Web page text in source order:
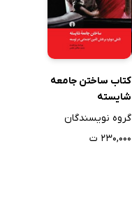
کتاب ساختن جامعه
شایسته
گروه نویسندگان
۲۳۰,۰۰۰ ت